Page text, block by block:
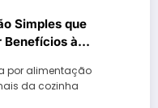
Simples que
Benefícios à
por alimentação
da cozinha